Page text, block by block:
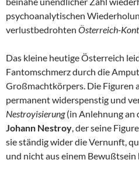
psychoanalytischen
verlustbedrohten Österreich-
Das kleine heutige Österreich
Fantomschmerz durch die
Großmachtkörpers. Die Figuren
permanent widerspenstig und
Nestroyisierung(in Anlehnung an
Johann Nestroy, der seine
sie ständig wider die Vernunft,
und nicht aus einem Bewußtsein